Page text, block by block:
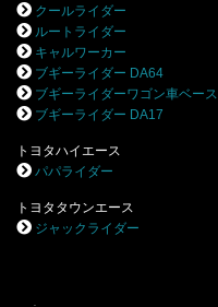
クールライダー
ルートライダー
キャルワーカー
ブギーライダー DA64
ブギーライダーワゴン車ベース
ブギーライダー DA17
トヨタハイエース
パパライダー
トヨタタウンエース
ジャックライダー